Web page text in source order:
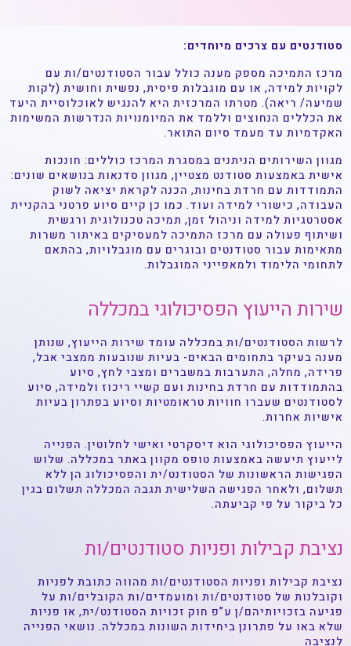
סטודנטים עם צרכים מיוחדים:
מרכז התמיכה מספק מענה כולל עבור הסטודנטים/ות עם
לקויות למידה, או עם מוגבלות פיסית, נפשית וחושית (לקות
שמיעה/ ריאה). מטרתו המרכזית היא להנגיש לאוכלוסיית היעד
את הכללים הנחוצים וללמד את המיומנויות הנדרשות המשימות
האקדמיות עד מעמד סיום התואר.
מגוון השירותים הניתנים במסגרת המרכז כוללים: חונכות
אישית באמצעות סטודנט מצטיין, מגוון סדנאות בנושאים שונים:
התמודדות עם חרדת בחינות, הכנה לקראת יציאה לשוק
העבודה, כישורי למידה ועוד. כמו כן קיים סיוע פרטני בהקניית
אסטרטגיות למידה וניהול זמן, תמיכה טכנולוגית ורגשית
ושיתוף פעולה עם מרכז התמיכה למעסיקים באיתור משרות
מתאימות עבור סטודנטים ובוגרים עם מוגבלויות, בהתאם
לתחומי הלימוד ולמאפייני המוגבלות.
שירות הייעוץ הפסיכולוגי במכללה
לרשות הסטודנטים/ות במכללה עומד שירות הייעוץ, שנותן
מענה בעיקר בתחומים הבאים- בעיות שנובעות ממצבי אבל,
פרידה, מחלה, התערבות במשברים ומצבי לחץ, סיוע
בהתמודדות עם חרדת בחינות ועם קשיי ריכוז ולמידה, סיוע
לסטודנטים שעברו חוויות טראומטיות וסיוע בפתרון בעיות
אישיות אחרות.
הייעוץ הפסיכולוגי הוא דיסקרטי ואישי לחלוטין. הפנייה
לייעוץ תיעשה באמצעות טופס מקוון באתר במכללה. שלוש
הפגישות הראשונות של הסטודנט/ית והפסיכולוג הן ללא
תשלום, ולאחר הפגישה השלישית תגבה המכללה תשלום בגין
כל ביקור על פי קביעתה.
נציבת קבילות ופניות סטודנטים/ות
נציבת קבילות ופניות הסטודנטים/ות מהווה כתובת לפניות
וקובלנות של סטודנטים/ות ומועמדים/ות הקובלים/ות על
פגיעה בזכויותיהם/ן ע”פ חוק זכויות הסטודנט/ית, או פניות
שלא באו על פתרונן ביחידות השונות במכללה. נושאי הפנייה
לנציבה